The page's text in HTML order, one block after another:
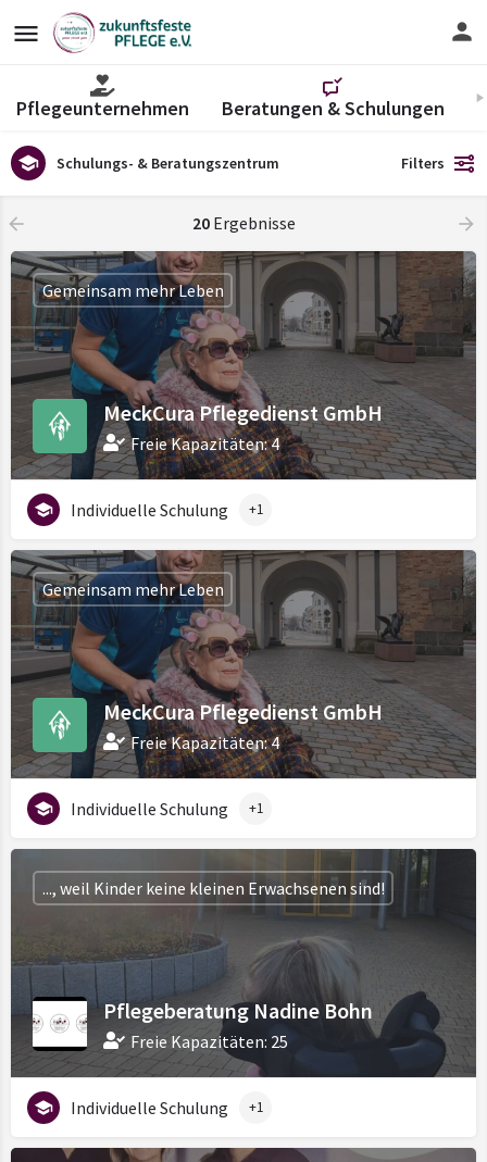
Pflegeunternehmen Beratungen & Schulungen
Schulungs- & Beratungszentrum Filters
20Ergebnisse
MeckCura Pflegedienst GmbH
Freie Kapazitäten: 4
Gemeinsam mehr Leben
Individuelle Schulung +1
MeckCura Pflegedienst GmbH
Freie Kapazitäten: 4
Gemeinsam mehr Leben
Individuelle Schulung +1
Pflegeberatung Nadine Bohn
Freie Kapazitäten: 25
..., weil Kinder keine kleinen Erwachsenen sind!
Individuelle Schulung +1